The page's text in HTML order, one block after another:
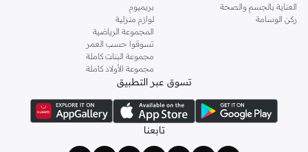
العناية بالجسم والصحة
ركن الوسامة
بريميوم
لوازم منزلية
المجموعة الرياضية
تسوقوا حسب العمر
مجموعة البنات كاملة
مجموعة الأولاد كاملة
تسوق عبر التطبيق
تابعنا